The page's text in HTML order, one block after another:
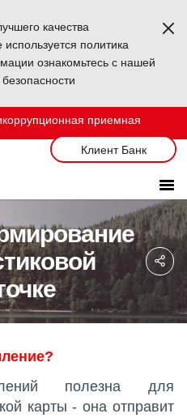
качества
политика
ознакомьтесь с нашей
приемная
Клиент Банк
?
полезна для
карты - она ​​отправит